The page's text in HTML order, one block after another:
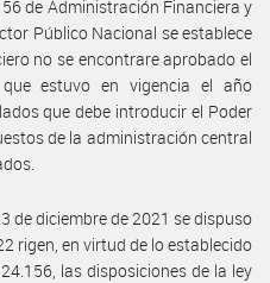
de Administración Financiera y
Público Nacional se establece
no se encontrare aprobado el
estuvo en vigencia el año
que debe introducir el Poder
de la administración central
de diciembre de 2021 se dispuso
rigen, en virtud de lo establecido
las disposiciones de la ley